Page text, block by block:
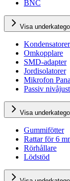
BNC
Visa
Kondensatorer
Omkopplare
SMD-adapter
Jordisolatorer
Mikrofon
Passiv
Visa
Gummifötter
Rattar för 6
Rörhållare
Lödstöd